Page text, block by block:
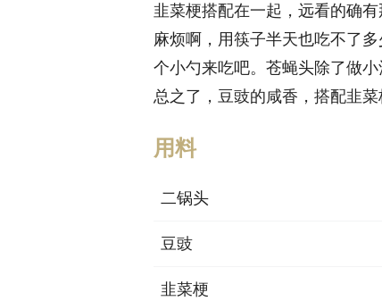
韭菜梗搭配在一起，远看的确
麻烦啊，用筷子半天也吃不了
个小勺来吃吧。苍蝇头除了做
总之了，豆豉的咸香，搭配韭
用料
二锅头
豆豉
韭菜梗